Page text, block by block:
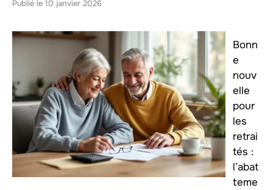
10 janvier 2026
Bonn
e
nouv
elle
pour
les
retrai
tés :
l’abat
teme